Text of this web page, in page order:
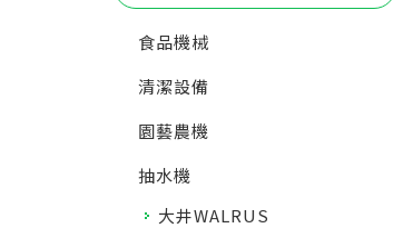
食品機械
清潔設備
園藝農機
抽水機
大井WALRUS